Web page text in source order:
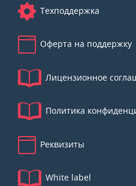
Техподдержка
Оферта на поддержку
Лицензионное
Политика
Реквизиты
White label